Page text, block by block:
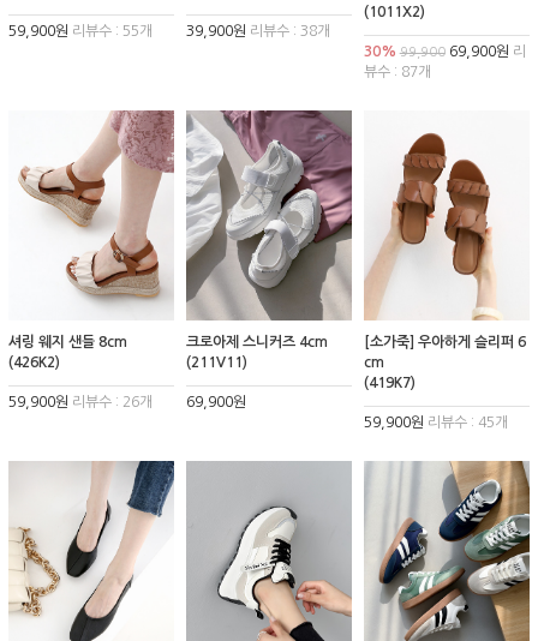
59,900원 리뷰수 : 55개 39,900원 리뷰수 : 38개
(1011X2)
30% 99,90069,900원 리
뷰수 : 87개
셔링 웨지 샌들 8cm
(426K2)
59,900원 리뷰수 : 26개
크로아제 스니커즈 4cm
(211V11)
69,900원
[소가죽] 우아하게 슬리퍼 6
cm
(419K7)
59,900원 리뷰수 : 45개